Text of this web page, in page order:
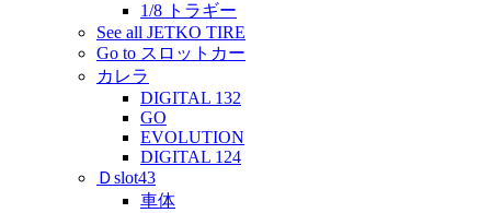
1/8 トラギー
See all JETKO TIRE
Go to スロットカー
カレラ
DIGITAL 132
GO
EVOLUTION
DIGITAL 124
Ｄslot43
車体